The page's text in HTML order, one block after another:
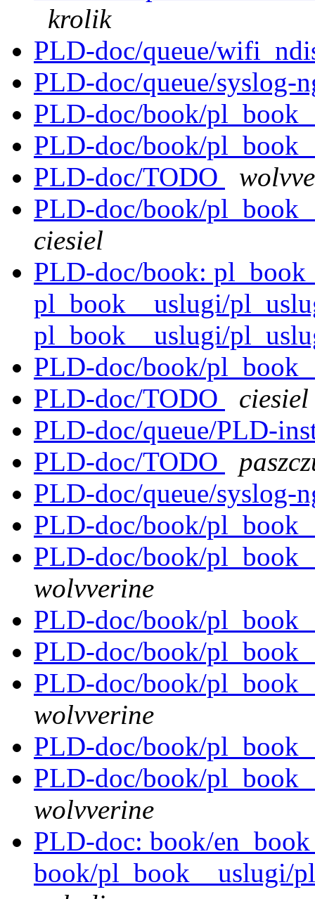
krolik
PLD-doc/queue/
PLD-doc/queue/syslog-
PLD-doc/book/
PLD-doc/book/
PLD-doc/TODO
PLD-doc/book/
ciesiel
PLD-doc/book:
pl_book__uslugi/
pl_book__uslugi/
PLD-doc/book/
PLD-doc/TODO
ciesiel
PLD-doc/queue/PLD-
PLD-doc/TODO
PLD-doc/queue/syslog-
PLD-doc/book/
PLD-doc/book/
wolvverine
PLD-doc/book/
PLD-doc/book/
PLD-doc/book/
wolvverine
PLD-doc/book/
PLD-doc/book/
wolvverine
PLD-doc: book/
book/pl_book__uslugi/